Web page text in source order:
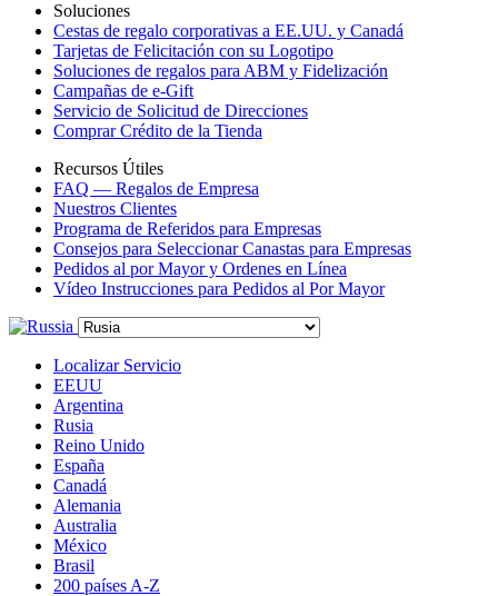
Soluciones
Cestas de regalo corporativas a EE.UU. y Canadá
Tarjetas de Felicitación con su Logotipo
Soluciones de regalos para ABM y Fidelización
Campañas de e-Gift
Servicio de Solicitud de Direcciones
Comprar Crédito de la Tienda
Recursos Útiles
FAQ — Regalos de Empresa
Nuestros Clientes
Programa de Referidos para Empresas
Consejos para Seleccionar Canastas para Empresas
Pedidos al por Mayor y Ordenes en Línea
Vídeo Instrucciones para Pedidos al Por Mayor
Localizar Servicio
EEUU
Argentina
Rusia
Reino Unido
España
Canadá
Alemania
Australia
México
Brasil
200 países A-Z